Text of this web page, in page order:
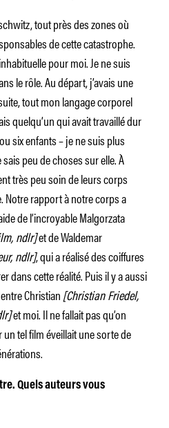
tout près des zones où
de cette catastrophe.
pour moi. Je ne suis
le rôle. Au départ, j’avais une
tout mon langage corporel
quelqu’un qui avait travaillé dur
six enfants – je ne suis plus
peu de choses sur elle. À
très peu soin de leurs corps
Notre rapport à notre corps a
de l’incroyable Malgorzata
ndlr]et de Waldemar
ndlr], qui a réalisé des coiffures
dans cette réalité. Puis il y a aussi
Christian[Christian Friedel,
et moi. Il ne fallait pas qu’on
tel film éveillait une sorte de
Quels auteurs vous